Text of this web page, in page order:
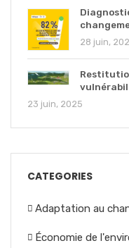
28 juin,
23 juin, 2025
CATEGORIES
Adaptation au
Économie de